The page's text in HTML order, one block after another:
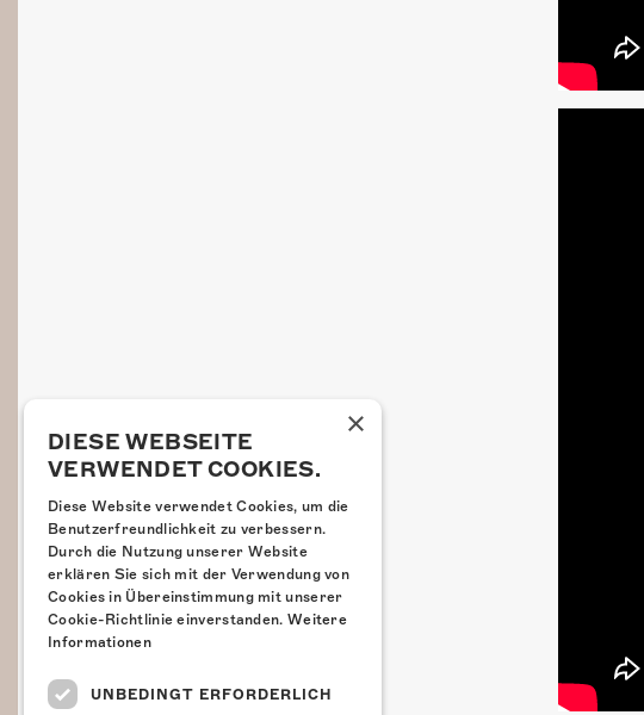
×
DIESE WEBSEITE
VERWENDET COOKIES.
Diese Website verwendet Cookies, um die
Benutzerfreundlichkeit zu verbessern.
Durch die Nutzung unserer Website
erklären Sie sich mit der Verwendung von
Cookies in Übereinstimmung mit unserer
Cookie-Richtlinie einverstanden. Weitere
Informationen
UNBEDINGT ERFORDERLICH